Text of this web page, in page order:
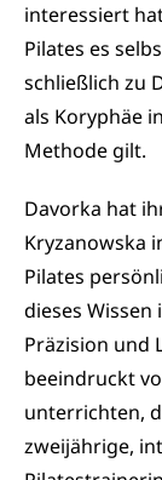
interessiert
Pilates es
schließlich zu
als Koryphäe
Methode gilt.
Davorka hat
Kryzanowska
Pilates
dieses
Präzision und
beeindruckt
unterrichten,
zweijährige,